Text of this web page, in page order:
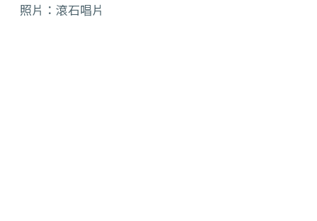
照片：滾石唱片